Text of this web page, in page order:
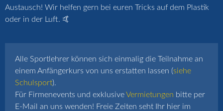
Austausch! Wir helfen gern bei euren Tricks auf dem Plastik
oder in der Luft. 🤙
Alle Sportlehrer können sich einmalig die Teilnahme an
einem Anfängerkurs von uns erstatten lassen (siehe
Schulsport).
Für Firmenevents und exklusiveVermietungen bitte per
E-Mail an uns wenden! Freie Zeiten seht Ihr hier im